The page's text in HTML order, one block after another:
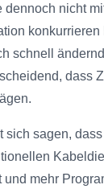
nicht
konkurrieren
schnell
dass
sich sagen,
mehr